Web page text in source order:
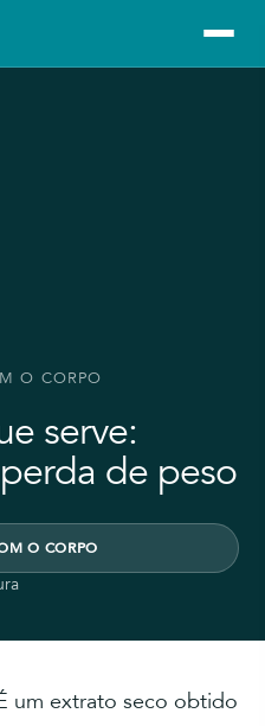
O CORPO
serve:
de peso
O CORPO
um extrato seco obtido